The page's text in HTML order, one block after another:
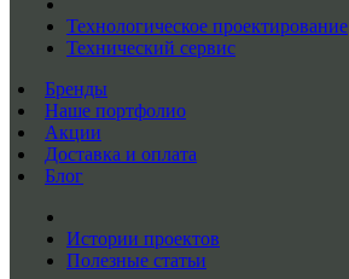
Технологическое проектирование
Технический сервис
Бренды
Наше портфолио
Акции
Доставка и оплата
Блог
Истории проектов
Полезные статьи